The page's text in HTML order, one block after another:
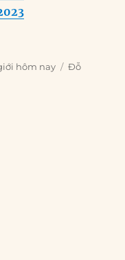
hôm nay Tags
Đỗ